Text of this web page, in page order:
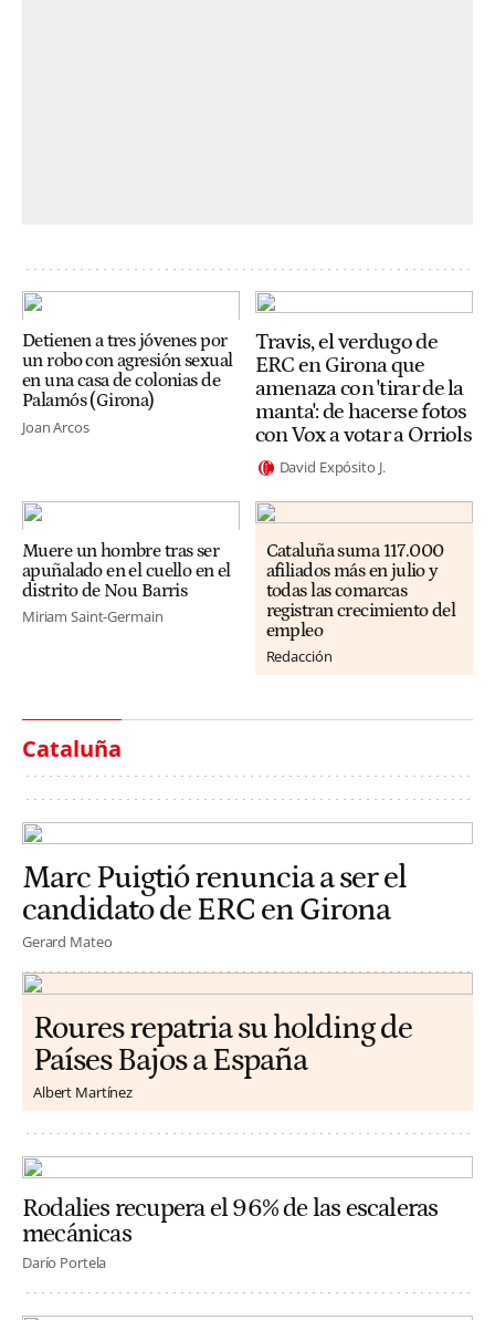
Detienen a tres jóvenes por
un robo con agresión sexual
en una casa de colonias de
Palamós (Girona)
Joan Arcos
Travis, el verdugo de
ERC en Girona que
amenaza con 'tirar de la
manta': de hacerse fotos
con Vox a votar a Orriols
David Expósito J.
Muere un hombre tras ser
apuñalado en el cuello en el
distrito de Nou Barris
Miriam Saint-Germain
Cataluña suma 117.000
afiliados más en julio y
todas las comarcas
registran crecimiento del
empleo
Redacción
Cataluña
Marc Puigtió renuncia a ser el
candidato de ERC en Girona
Gerard Mateo
Roures repatria su holding de
Países Bajos a España
Albert Martínez
Rodalies recupera el 96% de las escaleras
mecánicas
Darío Portela